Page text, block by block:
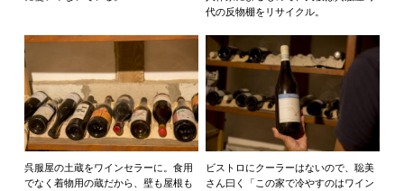
代の反物棚をリサイクル。
呉服屋の土蔵をワインセラーに。食用
でなく着物用の蔵だから、壁も屋根も
ビストロにクーラーはないので、聡美
さん曰く「この家で冷やすのはワイン